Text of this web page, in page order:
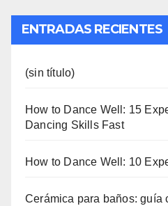
ENTRADAS RECIENTES
(sin título)
How to Dance Well: 15
Dancing Skills Fast
How to Dance Well: 10
Cerámica para baños: guía